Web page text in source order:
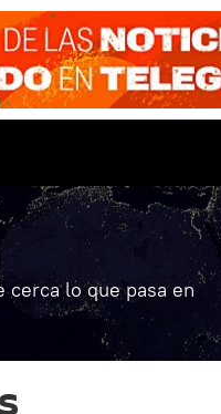
lo que pasa en